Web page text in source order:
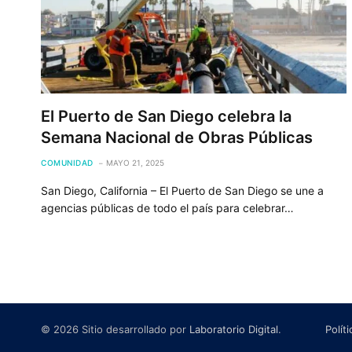
El Puerto de San Diego celebra la
Semana Nacional de Obras Públicas
COMUNIDAD MAYO 21, 2025
San Diego, California – El Puerto de San Diego se une a
agencias públicas de todo el país para celebrar…
© 2026 Sitio desarrollado por Laboratorio Digital.